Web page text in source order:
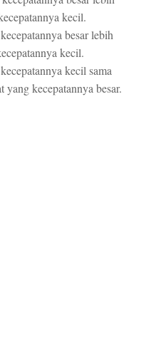
kecil.
besar lebih
kecil.
kecil sama
kecepatannya besar.